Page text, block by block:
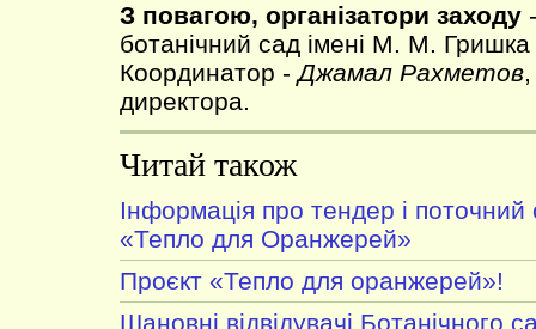
З повагою, організатори заходу
ботанічний сад імені М. М.
Координатор -Джамал Рахметов
директора.
Читай також
Інформація про тендер і поточний
«Тепло для Оранжерей»
Проєкт «Тепло для оранжерей»!
Шановні відвідувачі Ботанічного